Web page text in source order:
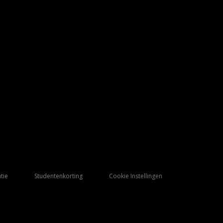
Studentenkorting Cookie Instellingen